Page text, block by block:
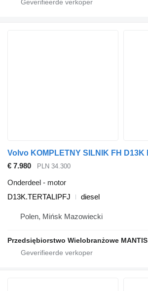
€ 7.980 PLN 34.300
Onderdeel - motor
D13K.TERTALIPFJ
diesel
Polen, Mińsk Mazowiecki
Przedsiębiorstwo Wielobranżowe MANTIS